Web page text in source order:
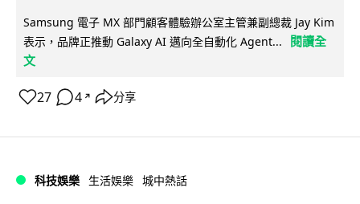
Samsung 電子 MX 部門顧客體驗辦公室主管兼副總裁 Jay Kim
表示，品牌正推動 Galaxy AI 邁向全自動化 Agent...
閱讀全
文
27 4 ↗ 分享
科技娛樂 生活娛樂 城中熱話